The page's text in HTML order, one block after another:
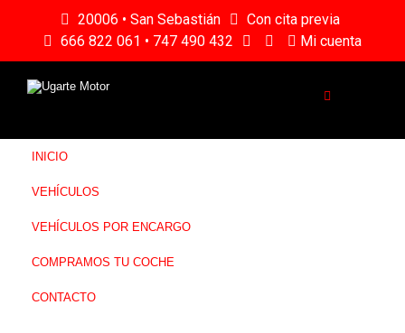
20006 • San Sebastián
Con cita previa
666 822 061 • 747 490 432
Mi cuenta
INICIO
VEHÍCULOS
VEHÍCULOS POR ENCARGO
COMPRAMOS TU COCHE
CONTACTO